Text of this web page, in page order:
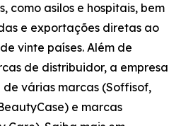
como asilos e hospitais, bem
e exportações diretas ao
vinte países. Além de
de distribuidor, a empresa
várias marcas (Soffisof,
e marcas